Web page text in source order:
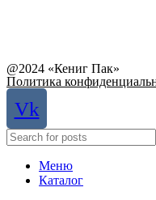
@2024 «Кениг Пак»
Политика
Vk
Меню
Каталог